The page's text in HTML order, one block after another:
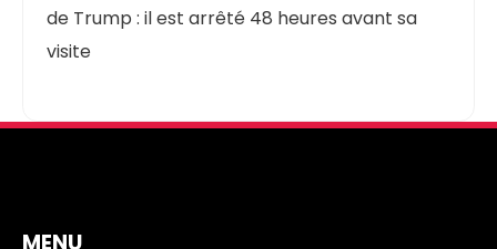
de Trump : il est arrêté 48 heures avant sa
visite
MENU